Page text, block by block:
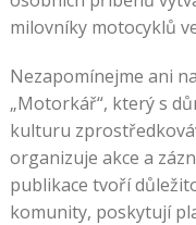
milovníky motocyklů
Nezapomínejme ani
„Motorkář“, který s
kulturu
organizuje akce a
publikace tvoří
komunity, poskytují